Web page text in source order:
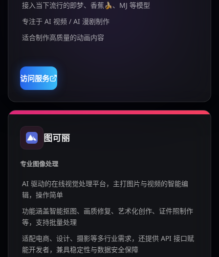
接入当下流行的即梦、香蕉🍌、MJ 等模型
专注于 AI 视频 / AI 漫剧制作
适合制作高质量的动画内容
访问服务
图可丽
专业图像处理
AI 驱动的在线视觉处理平台，主打图片与视频的智能编
辑，操作简单
功能涵盖智能抠图、画质修复、艺术化创作、证件照制作
等，支持批量处理
适配电商、设计、摄影等多行业需求，还提供 API 接口赋
能开发者，兼具稳定性与数据安全保障